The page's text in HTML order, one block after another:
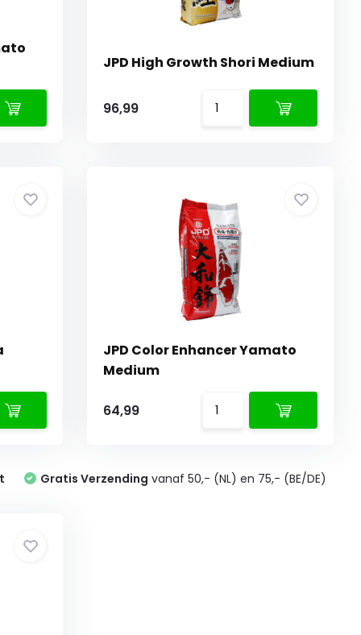
JPD High Growth Shori Medium
96,99
JPD Color Enhancer Yamato
Medium
64,99
Gratis Verzending vanaf 50,- (NL) en 75,- (BE/DE)